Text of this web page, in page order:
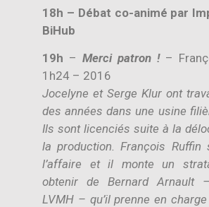
18h – Débat co-animé par
BiHub
19h – Merci patron ! –
1h24 – 2016
Jocelyne et Serge Klur ont
des années dans une usine
Ils sont licenciés suite à la
la production. François Ruffin
l’affaire et il monte un
obtenir de Bernard Arnault
LVMH – qu’il prenne en